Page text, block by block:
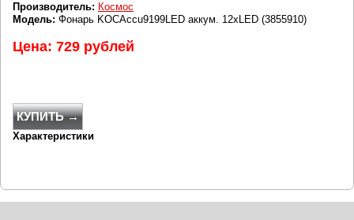
Производитель: Космос
Модель: Фонарь KOCAccu9199LED аккум. 12хLED (3855910)
Цена: 729 рублей
КУПИТЬ →
Характеристики